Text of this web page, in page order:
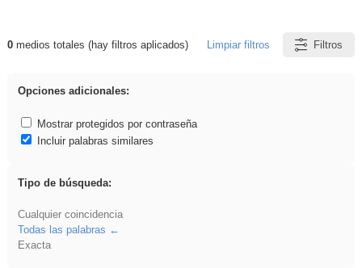
Resultados de: ANIMALES
0medios totales (hay filtros aplicados) Limpiar filtros Filtros
Opciones adicionales:
Mostrar protegidos por contraseña
Incluir palabras similares
Tipo de búsqueda:
Cualquier coincidencia
Todas las palabras
Exacta